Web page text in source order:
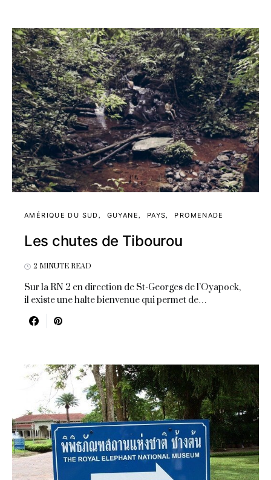
AMÉRIQUE DU SUD GUYANE PAYS PROMENADE
Les chutes de Tibourou
2 MINUTE READ
Sur la RN 2 en direction de St-Georges de l’Oyapock,
il existe une halte bienvenue qui permet de…